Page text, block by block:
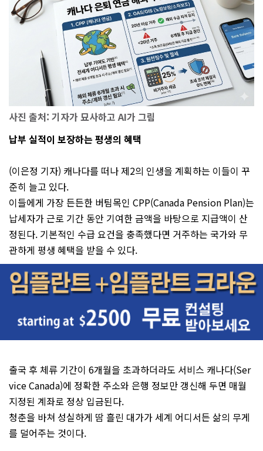
사진 출처: 기자가 묘사하고 AI가 그림
납부 실적이 보장하는 평생의 혜택
(이은정 기자) 캐나다를 떠나 제2의 인생을 계획하는 이들이 꾸
준히 늘고 있다.
이들에게 가장 든든한 버팀목인 CPP(Canada Pension Plan)는
납세자가 근로 기간 동안 기여한 금액을 바탕으로 지급액이 산
정된다. 기본적인 수급 요건을 충족했다면 거주하는 국가와 무
관하게 평생 혜택을 받을 수 있다.
출국 후 체류 기간이 6개월을 초과하더라도 서비스 캐나다(Ser
vice Canada)에 정확한 주소와 은행 정보만 갱신해 두면 매월
지정된 계좌로 정상 입금된다.
청춘을 바쳐 성실하게 땀 흘린 대가가 세계 어디서든 삶의 무게
를 덜어주는 것이다.